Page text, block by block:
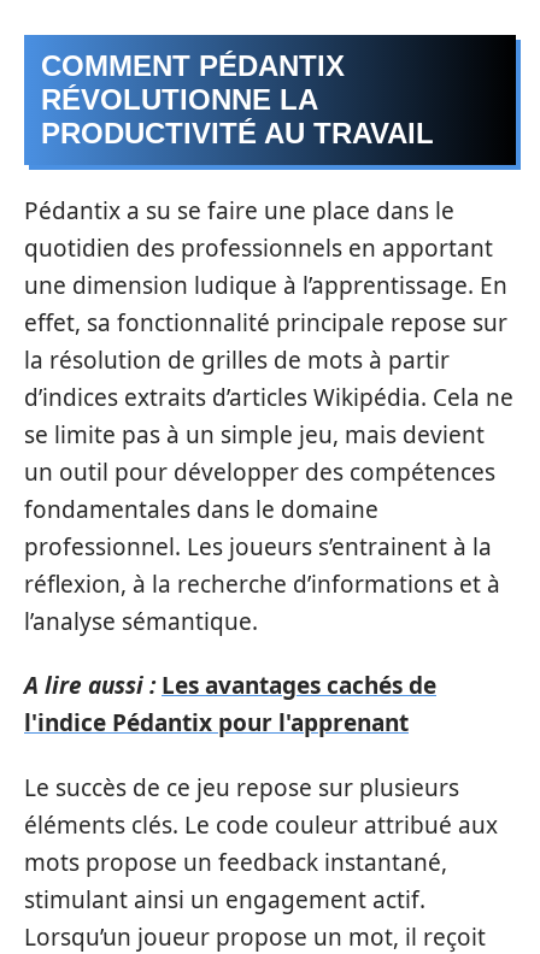
COMMENT PÉDANTIX
RÉVOLUTIONNE LA
PRODUCTIVITÉ AU TRAVAIL
Pédantix a su se faire une place dans le
quotidien des professionnels en apportant
une dimension ludique à l’apprentissage. En
effet, sa fonctionnalité principale repose sur
la résolution de grilles de mots à partir
d’indices extraits d’articles Wikipédia. Cela ne
se limite pas à un simple jeu, mais devient
un outil pour développer des compétences
fondamentales dans le domaine
professionnel. Les joueurs s’entrainent à la
réflexion, à la recherche d’informations et à
l’analyse sémantique.
A lire aussi : Les avantages cachés de
l'indice Pédantix pour l'apprenant
Le succès de ce jeu repose sur plusieurs
éléments clés. Le code couleur attribué aux
mots propose un feedback instantané,
stimulant ainsi un engagement actif.
Lorsqu’un joueur propose un mot, il reçoit